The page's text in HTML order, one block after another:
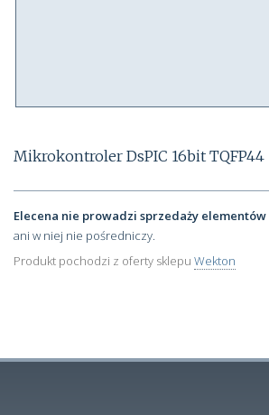
Mikrokontroler DsPIC 16bit TQFP44
Elecena nie prowadzi sprzedaży
ani w niej nie pośredniczy.
Produkt pochodzi z oferty sklepu Wekton